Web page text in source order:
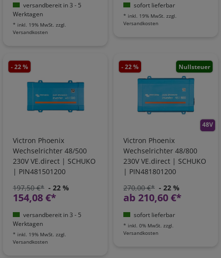
versandbereit in 3 - 5
Werktagen
* inkl. 19% MwSt. zzgl.
Versandkosten
sofort lieferbar
* inkl. 19% MwSt. zzgl.
Versandkosten
- 22 %
Victron Phoenix
Wechselrichter 48/500
230V VE.direct | SCHUKO
| PIN481501200
197,50 €* - 22 %
154,08 €*
versandbereit in 3 - 5
Werktagen
* inkl. 19% MwSt. zzgl.
Versandkosten
48V
- 22 % Nullsteuer
Victron Phoenix
Wechselrichter 48/800
230V VE.direct | SCHUKO
| PIN481801200
270,00 €* - 22 %
ab 210,60 €*
sofort lieferbar
* inkl. 0% MwSt. zzgl.
Versandkosten